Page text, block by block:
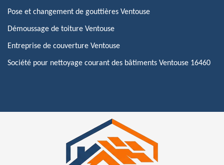
Pose et changement de gouttières Ventouse
Démoussage de toiture Ventouse
Entreprise de couverture Ventouse
Société pour nettoyage courant des bâtiments Ventouse 16460